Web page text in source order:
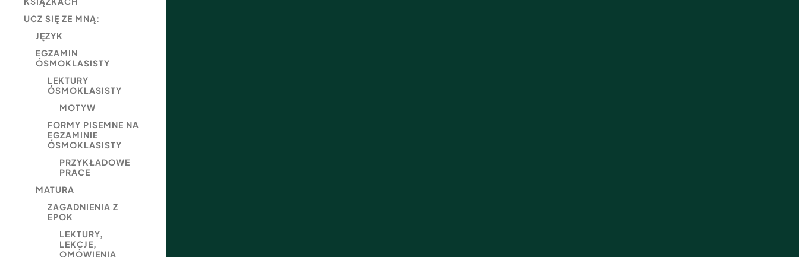
UCZ SIĘ ZE MNĄ:
JĘZYK
EGZAMIN
ÓSMOKLASISTY
LEKTURY
ÓSMOKLASISTY
MOTYW
FORMY PISEMNE NA
EGZAMINIE
ÓSMOKLASISTY
PRZYKŁADOWE
PRACE
MATURA
ZAGADNIENIA Z
EPOK
LEKTURY,
LEKCJE,
OMÓWIENIA